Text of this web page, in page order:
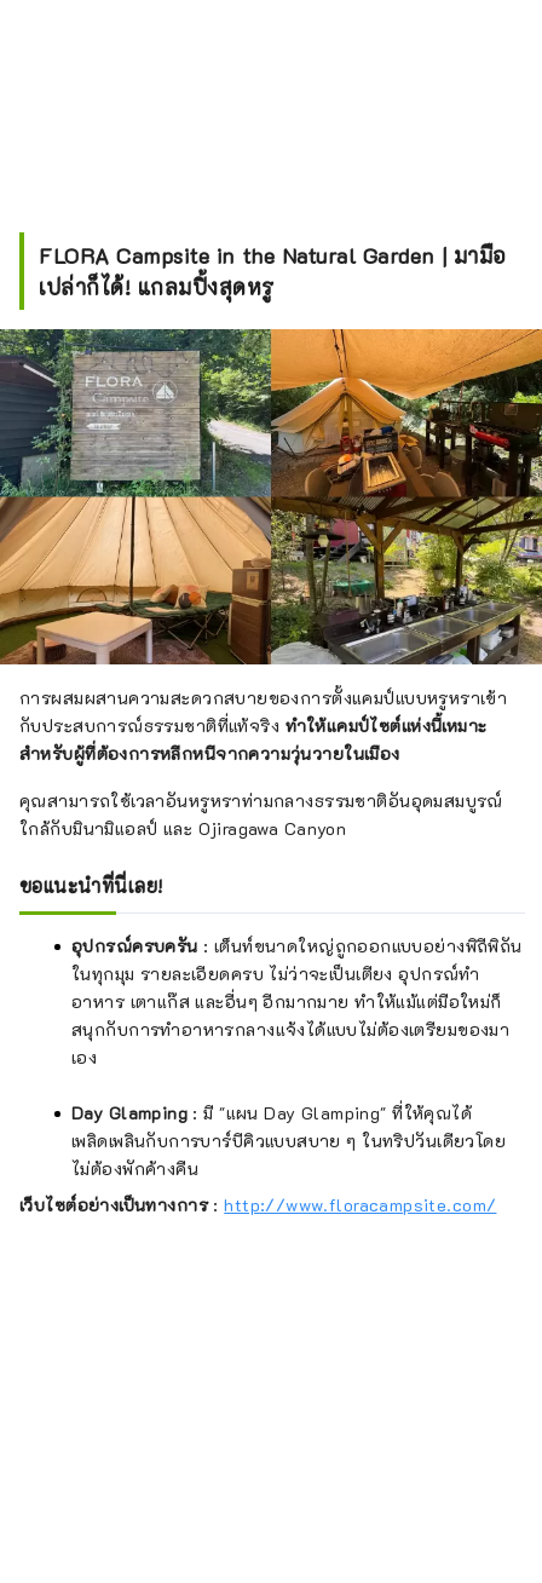
FLORA Campsite in the Natural Garden | มามือ
เปล่าก็ได้! แกลมปิ้งสุดหรู
การผสมผสานความสะดวกสบายของการตั้งแคมป์แบบหรูหราเข้า
กับประสบการณ์ธรรมชาติที่แท้จริง ทำให้แคมป์ไซต์แห่งนี้เหมาะ
สำหรับผู้ที่ต้องการหลีกหนีจากความวุ่นวายในเมือง
คุณสามารถใช้เวลาอันหรูหราท่ามกลางธรรมชาติอันอุดมสมบูรณ์
ใกล้กับมินามิแอลป์ และ Ojiragawa Canyon
ขอแนะนำที่นี่เลย!
อุปกรณ์ครบครัน : เต็นท์ขนาดใหญ่ถูกออกแบบอย่างพิถีพิถัน
ในทุกมุม รายละเอียดครบ ไม่ว่าจะเป็นเตียง อุปกรณ์ทำ
อาหาร เตาแก๊ส และอื่นๆ อีกมากมาย ทำให้แม้แต่มือใหม่ก็
สนุกกับการทำอาหารกลางแจ้งได้แบบไม่ต้องเตรียมของมา
เอง
Day Glamping : มี "แผน Day Glamping" ที่ให้คุณได้
เพลิดเพลินกับการบาร์บีคิวแบบสบาย ๆ ในทริปวันเดียวโดย
ไม่ต้องพักค้างคืน
เว็บไซต์อย่างเป็นทางการ:http://www.floracampsite.com/